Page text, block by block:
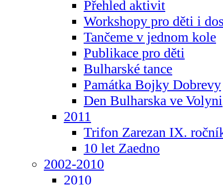
Přehled aktivit
Workshopy pro děti i
Tančeme v jednom kole
Publikace pro děti
Bulharské tance
Památka Bojky Dobrevy
Den Bulharska ve Volyni
2011
Trifon Zarezan IX.
10 let Zaedno
2002-2010
2010